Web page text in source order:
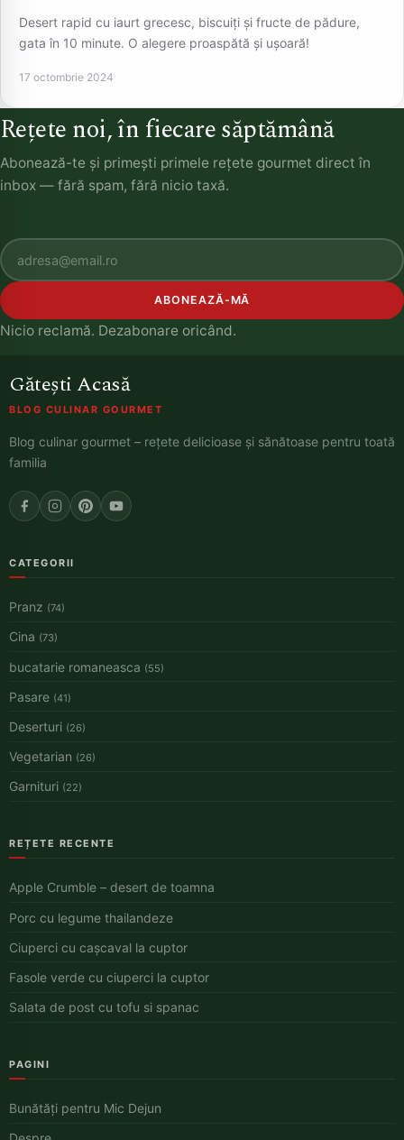
Desert rapid cu iaurt grecesc, biscuiți și fructe de pădure,
gata în 10 minute. O alegere proaspătă și ușoară!
17 octombrie 2024
Rețete noi, în fiecare săptămână
Abonează-te și primești primele rețete gourmet direct în
inbox — fără spam, fără nicio taxă.
ABONEAZĂ-MĂ
Nicio reclamă. Dezabonare oricând.
Gătești Acasă
BLOG CULINAR GOURMET
Blog culinar gourmet – rețete delicioase și sănătoase pentru toată
familia
CATEGORII
Pranz (74)
Cina (73)
bucatarie romaneasca (55)
Pasare (41)
Deserturi (26)
Vegetarian (26)
Garnituri (22)
REȚETE RECENTE
Apple Crumble – desert de toamna
Porc cu legume thailandeze
Ciuperci cu cașcaval la cuptor
Fasole verde cu ciuperci la cuptor
Salata de post cu tofu si spanac
PAGINI
Bunătăți pentru Mic Dejun